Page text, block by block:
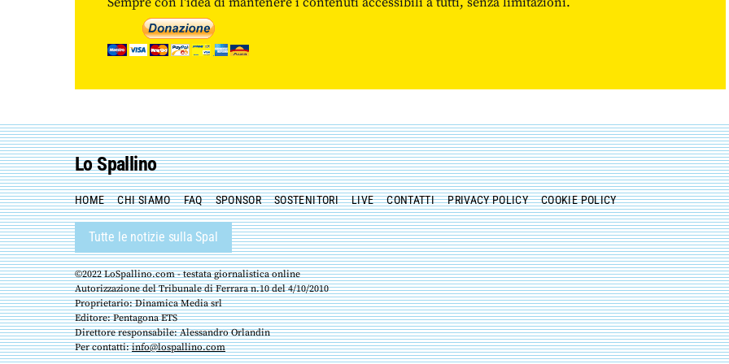
Lo Spallino
HOME CHI SIAMO FAQ SPONSOR SOSTENITORI LIVE CONTATTI PRIVACY POLICY COOKIE POLICY
Tutte le notizie sulla Spal
©2022 LoSpallino.com - testata giornalistica online
Autorizzazione del Tribunale di Ferrara n.10 del 4/10/2010
Proprietario: Dinamica Media srl
Editore: Pentagona ETS
Direttore responsabile: Alessandro Orlandin
Per contatti:info@lospallino.com